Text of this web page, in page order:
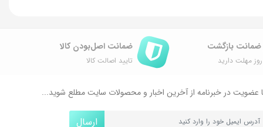
مهلت دارید
ضمانت اصل‌بودن کالا
تایید اصالت کالا
عضویت در خبرنامه از آخرین اخبار و محصولات سایت مطلع شوید...
ارسال